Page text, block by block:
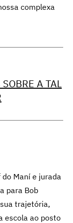
complexa
A TAL
Maní e jurada
para Bob
trajetória,
escola ao posto